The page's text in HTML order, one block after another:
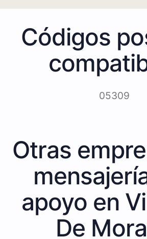
Códigos
05309
Otras
apoyo en
De